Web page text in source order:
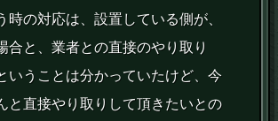
時の対応は、設置している側が、
合と、業者との直接のやり取り
いうことは分かっていたけど、今
と直接やり取りして頂きたいとの